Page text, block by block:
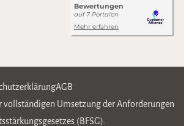
AGB
vollständigen Umsetzung der Anforderungen
(BFSG).